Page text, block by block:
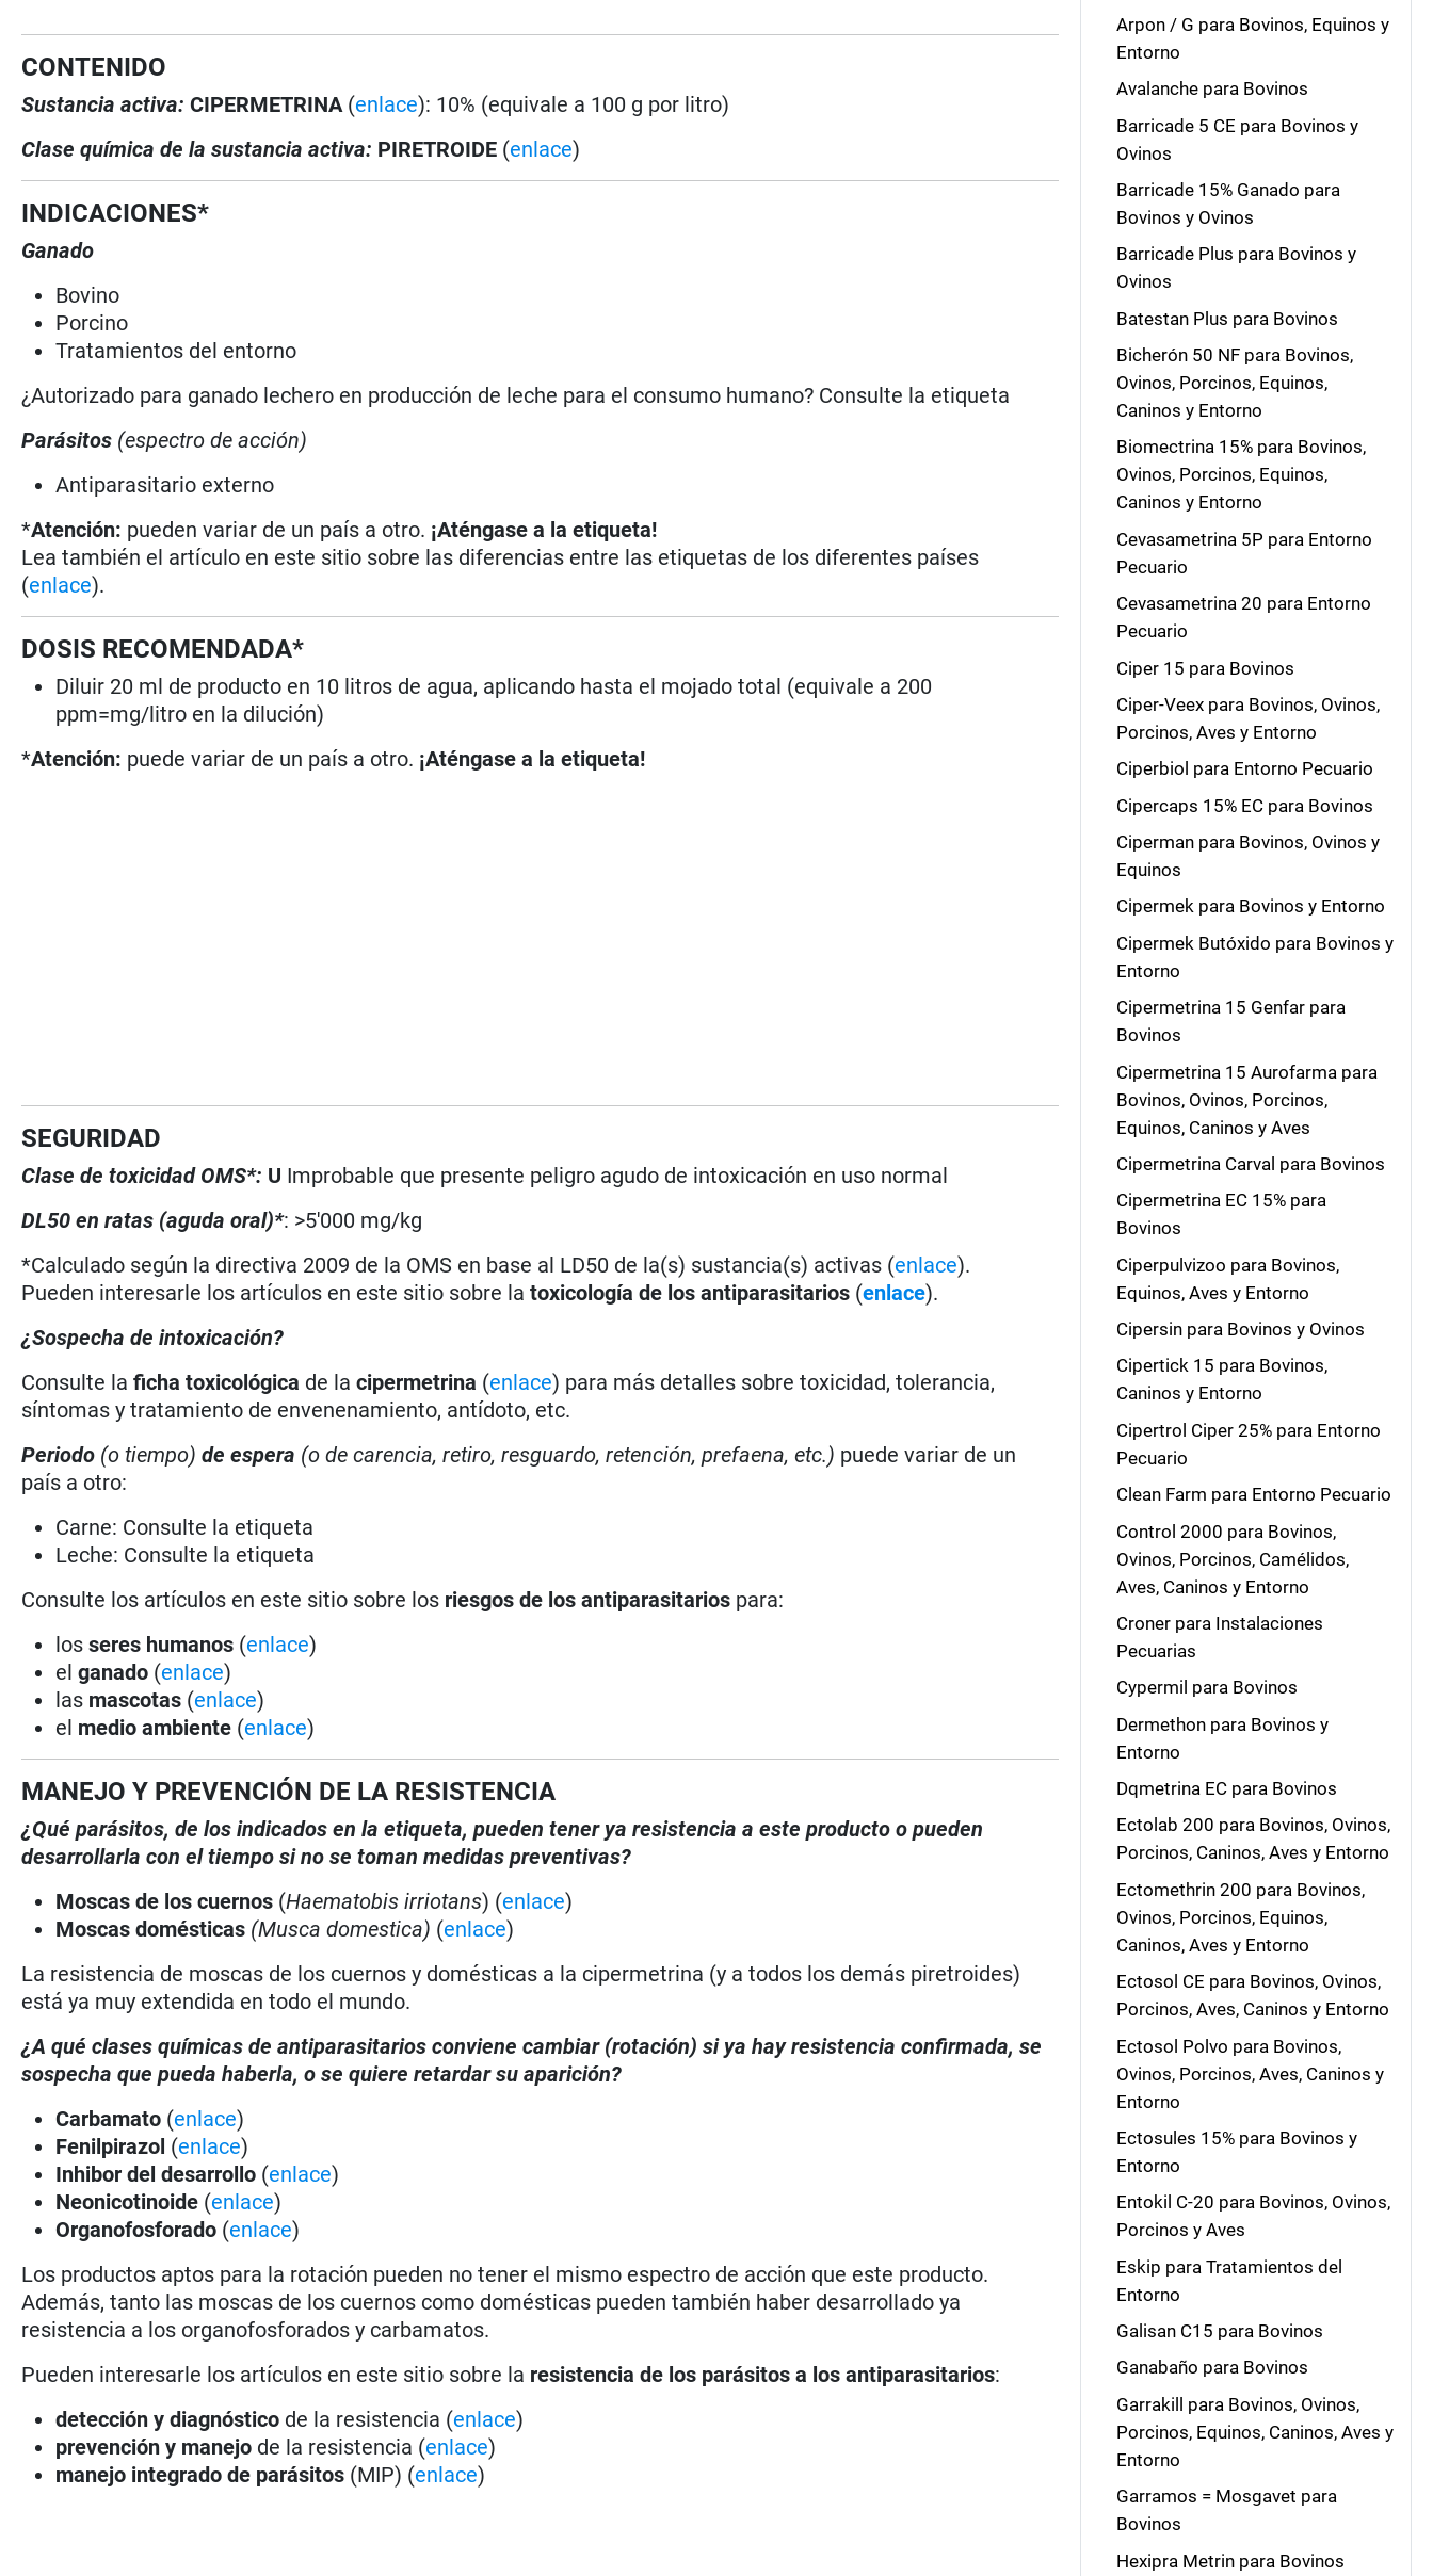
CONTENIDO
Sustancia activa:CIPERMETRINA (enlace): 10% (equivale a 100 g por litro)
Clase química de la sustancia activa: PIRETROIDE (enlace)
INDICACIONES*
Ganado
Bovino
Porcino
Tratamientos del entorno
¿Autorizado para ganado lechero en producción de leche para el consumo humano? Consulte la etiqueta
Parásitos (espectro de acción)
Antiparasitario externo
*Atención: pueden variar de un país a otro. ¡Aténgase a la etiqueta!
Lea también el artículo en este sitio sobre las diferencias entre las etiquetas de los diferentes países
(enlace).
DOSIS RECOMENDADA*
Diluir 20 ml de producto en 10 litros de agua, aplicando hasta el mojado total (equivale a 200
ppm=mg/litro en la dilución)
*Atención: puede variar de un país a otro. ¡Aténgase a la etiqueta!
SEGURIDAD
Clase de toxicidad OMS*: U Improbable que presente peligro agudo de intoxicación en uso normal
DL50 en ratas (aguda oral)*: >5'000 mg/kg
*Calculado según la directiva 2009 de la OMS en base al LD50 de la(s) sustancia(s) activas (enlace).
Pueden interesarle los artículos en este sitio sobre la toxicología de los antiparasitarios (enlace).
¿Sospecha de intoxicación?
Consulte laficha toxicológica de lacipermetrina (enlace) para más detalles sobre toxicidad, tolerancia,
síntomas y tratamiento de envenenamiento, antídoto, etc.
Periodo (o tiempo) de espera (o de carencia, retiro, resguardo, retención, prefaena, etc.) puede variar de un
país a otro:
Carne: Consulte la etiqueta
Leche: Consulte la etiqueta
Consulte los artículos en este sitio sobre los riesgos de los antiparasitarios para:
losseres humanos (enlace)
elganado (enlace)
las mascotas (enlace)
el medio ambiente (enlace)
MANEJO Y PREVENCIÓN DE LA RESISTENCIA
¿Qué parásitos, de los indicados en la etiqueta, pueden tener ya resistencia a este producto o pueden
desarrollarla con el tiempo si no se toman medidas preventivas?
Moscas de los cuernos (Haematobis irriotans) (enlace)
Moscas domésticas (Musca domestica) (enlace)
La resistencia de moscas de los cuernos y domésticas a la cipermetrina (y a todos los demás piretroides)
está ya muy extendida en todo el mundo.
¿A qué clases químicas de antiparasitarios conviene cambiar (rotación) si ya hay resistencia confirmada, se
sospecha que pueda haberla, o se quiere retardar su aparición?
Carbamato (enlace)
Fenilpirazol (enlace)
Inhibor del desarrollo (enlace)
Neonicotinoide (enlace)
Organofosforado (enlace)
Los productos aptos para la rotación pueden no tener el mismo espectro de acción que este producto.
Además, tanto las moscas de los cuernos como domésticas pueden también haber desarrollado ya
resistencia a los organofosforados y carbamatos.
Pueden interesarle los artículos en este sitio sobre la resistencia de los parásitos a los antiparasitarios:
detección y diagnóstico de la resistencia (enlace)
prevención y manejo de la resistencia (enlace)
manejo integrado de parásitos (MIP) (enlace)
Arpon / G para Bovinos, Equinos y
Entorno
Avalanche para Bovinos
Barricade 5 CE para Bovinos y
Ovinos
Barricade 15% Ganado para
Bovinos y Ovinos
Barricade Plus para Bovinos y
Ovinos
Batestan Plus para Bovinos
Bicherón 50 NF para Bovinos,
Ovinos, Porcinos, Equinos,
Caninos y Entorno
Biomectrina 15% para Bovinos,
Ovinos, Porcinos, Equinos,
Caninos y Entorno
Cevasametrina 5P para Entorno
Pecuario
Cevasametrina 20 para Entorno
Pecuario
Ciper 15 para Bovinos
Ciper-Veex para Bovinos, Ovinos,
Porcinos, Aves y Entorno
Ciperbiol para Entorno Pecuario
Cipercaps 15% EC para Bovinos
Ciperman para Bovinos, Ovinos y
Equinos
Cipermek para Bovinos y Entorno
Cipermek Butóxido para Bovinos y
Entorno
Cipermetrina 15 Genfar para
Bovinos
Cipermetrina 15 Aurofarma para
Bovinos, Ovinos, Porcinos,
Equinos, Caninos y Aves
Cipermetrina Carval para Bovinos
Cipermetrina EC 15% para
Bovinos
Ciperpulvizoo para Bovinos,
Equinos, Aves y Entorno
Cipersin para Bovinos y Ovinos
Cipertick 15 para Bovinos,
Caninos y Entorno
Cipertrol Ciper 25% para Entorno
Pecuario
Clean Farm para Entorno Pecuario
Control 2000 para Bovinos,
Ovinos, Porcinos, Camélidos,
Aves, Caninos y Entorno
Croner para Instalaciones
Pecuarias
Cypermil para Bovinos
Dermethon para Bovinos y
Entorno
Dqmetrina EC para Bovinos
Ectolab 200 para Bovinos, Ovinos,
Porcinos, Caninos, Aves y Entorno
Ectomethrin 200 para Bovinos,
Ovinos, Porcinos, Equinos,
Caninos, Aves y Entorno
Ectosol CE para Bovinos, Ovinos,
Porcinos, Aves, Caninos y Entorno
Ectosol Polvo para Bovinos,
Ovinos, Porcinos, Aves, Caninos y
Entorno
Ectosules 15% para Bovinos y
Entorno
Entokil C-20 para Bovinos, Ovinos,
Porcinos y Aves
Eskip para Tratamientos del
Entorno
Galisan C15 para Bovinos
Ganabaño para Bovinos
Garrakill para Bovinos, Ovinos,
Porcinos, Equinos, Caninos, Aves y
Entorno
Garramos = Mosgavet para
Bovinos
Hexipra Metrin para Bovinos